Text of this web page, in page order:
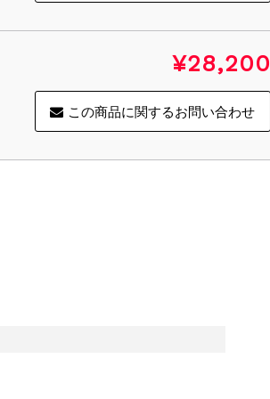
¥28,200
この商品に関するお問い合わせ